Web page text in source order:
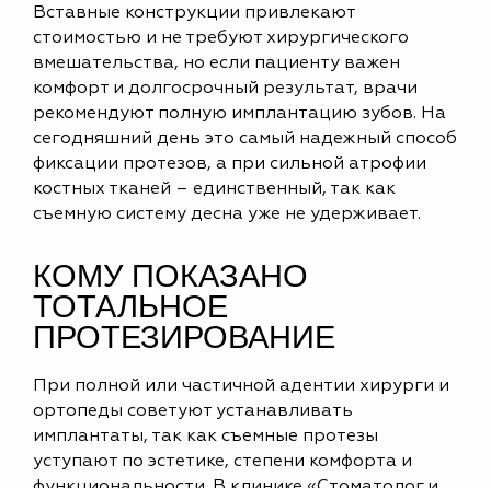
Вставные конструкции привлекают
стоимостью и не требуют хирургического
вмешательства, но если пациенту важен
комфорт и долгосрочный результат, врачи
рекомендуют полную имплантацию зубов. На
сегодняшний день это самый надежный способ
фиксации протезов, а при сильной атрофии
костных тканей – единственный, так как
съемную систему десна уже не удерживает.
КОМУ ПОКАЗАНО
ТОТАЛЬНОЕ
ПРОТЕЗИРОВАНИЕ
При полной или частичной адентии хирурги и
ортопеды советуют устанавливать
имплантаты, так как съемные протезы
уступают по эстетике, степени комфорта и